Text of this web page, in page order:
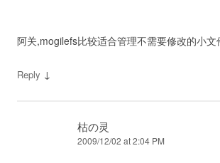
阿关,mogilefs比较适合管理不需要修改的小文
Reply ↓
枯の灵
2009/12/02 at 2:04 PM